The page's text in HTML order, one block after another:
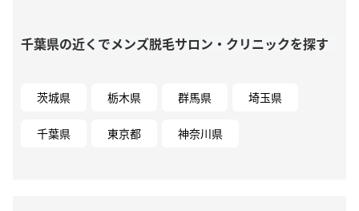
千葉県の近くでメンズ脱毛サロン・クリニックを探す
茨城県 栃木県 群馬県 埼玉県
千葉県 東京都 神奈川県